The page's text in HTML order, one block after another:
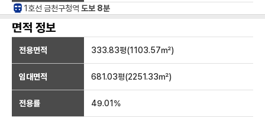
1호선 금천구청역 도보 8분
면적 정보
전용면적 333.83평(1103.57㎡)
임대면적 681.03평(2251.33㎡)
전용률 49.01 %